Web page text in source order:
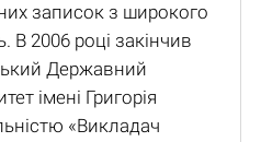
записок з широкого
В 2006 році закінчив
Державний
імені Григорія
«Викладач